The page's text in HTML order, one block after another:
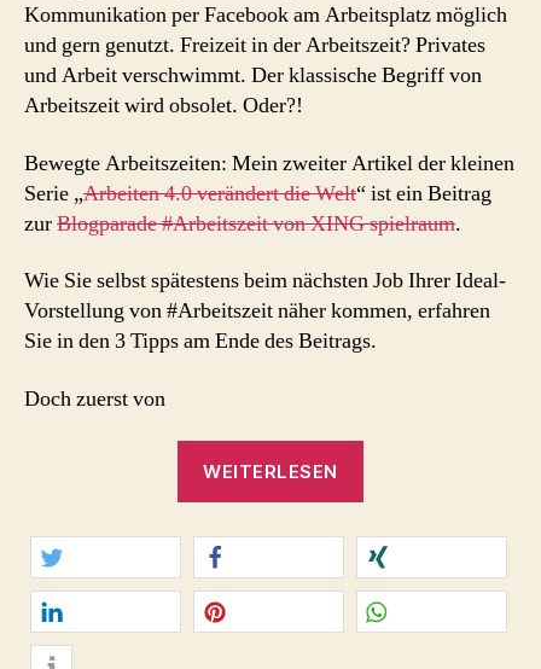
Kommunikation per Facebook am Arbeitsplatz möglich
und gern genutzt. Freizeit in der Arbeitszeit? Privates
und Arbeit verschwimmt. Der klassische Begriff von
Arbeitszeit wird obsolet. Oder?!
Bewegte Arbeitszeiten: Mein zweiter Artikel der kleinen
Serie „Arbeiten 4.0 verändert die Welt“ ist ein Beitrag
zurBlogparade #Arbeitszeit von XING spielraum.
Wie Sie selbst spätestens beim nächsten Job Ihrer Ideal-
Vorstellung von #Arbeitszeit näher kommen, erfahren
Sie in den 3 Tipps am Ende des Beitrags.
Doch zuerst von
WEITERLESEN
in
der
digitalisierten
twittern teilen teilen
mitteilen